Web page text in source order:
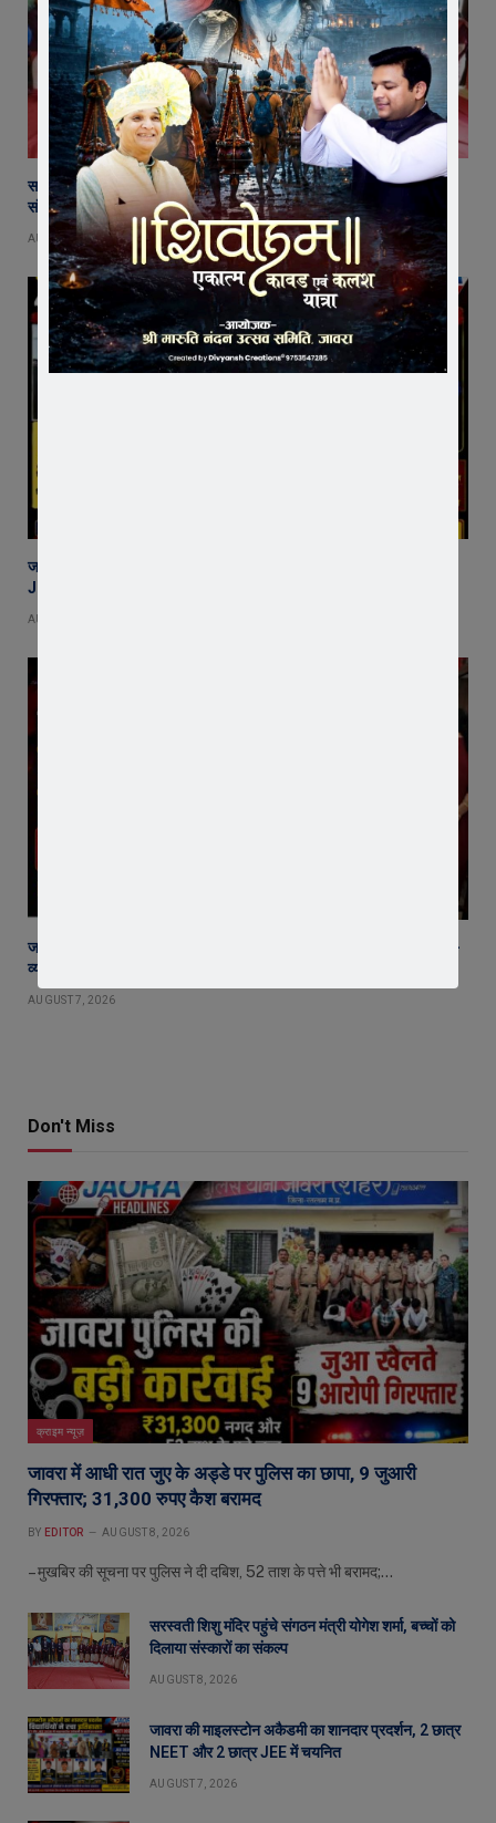
सरस्वती शिशु मंदिर पहुंचे संगठन मंत्री योगेश शर्मा, बच्चों को दिलाया संस्कारों का
संकल्प
AUGUST 8, 2026
जावरा की माइलस्टोन अकैडमी का शानदार प्रदर्शन, 2 छात्र NEET और 2 छात्र
JEE में चयनित
AUGUST 7, 2026
जावरा SDM कार्यालय पहुंचे रतलाम कलेक्टर अजय कटेसरिया, रिकॉर्ड और कानून-
व्यवस्था की तैयारियों का किया निरीक्षण
AUGUST 7, 2026
Don't Miss
क्राइम न्यूज़
जावरा में आधी रात जुए के अड्डे पर पुलिस का छापा, 9 जुआरी
गिरफ्तार; 31,300 रुपए कैश बरामद
BY EDITOR AUGUST 8, 2026
– मुखबिर की सूचना पर पुलिस ने दी दबिश, 52 ताश के पत्ते भी बरामद;…
सरस्वती शिशु मंदिर पहुंचे संगठन मंत्री योगेश शर्मा, बच्चों को
दिलाया संस्कारों का संकल्प
AUGUST 8, 2026
जावरा की माइलस्टोन अकैडमी का शानदार प्रदर्शन, 2 छात्र
NEET और 2 छात्र JEE में चयनित
AUGUST 7, 2026